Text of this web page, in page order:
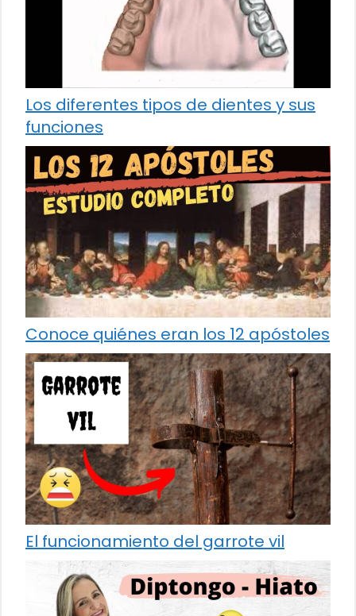
Los diferentes tipos de dientes y sus
funciones
Conoce quiénes eran los 12 apóstoles
El funcionamiento del garrote vil